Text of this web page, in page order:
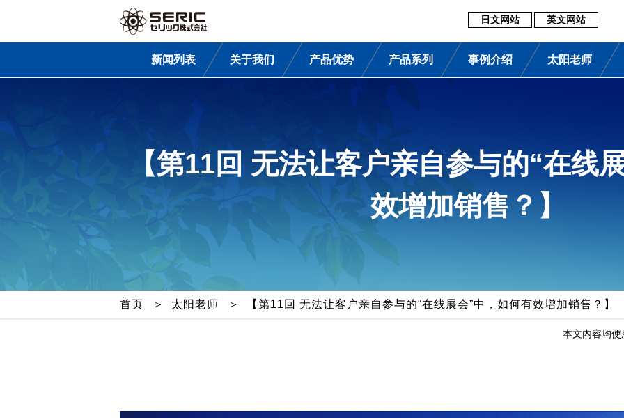
日文网站 英文网站
新闻列表 关于我们 产品优势 产品系列 事例介绍 太阳老师
【第11回 无法让客户亲自参与的“在线
效增加销售？】
首页 太阳老师 【第11回 无法让客户亲自参与的“在线展会”中，如何有效增加销售？】
本文内容均